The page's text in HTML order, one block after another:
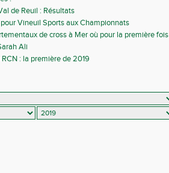
de Reuil : Résultats
Vineuil Sports aux Championnats
de cross à Mer où pour la première fois
était chronométrée
Ali
: la première de 2019